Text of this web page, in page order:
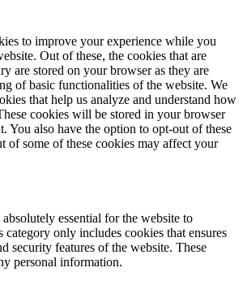
to improve your experience while you
Out of these, the cookies that are
are stored on your browser as they are
of basic functionalities of the website. We
that help us analyze and understand how
cookies will be stored in your browser
You also have the option to opt-out of these
of some of these cookies may affect your
essential for the website to
only includes cookies that ensures
security features of the website. These
personal information.